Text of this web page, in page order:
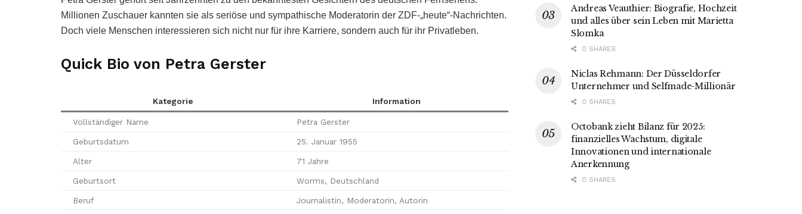
Millionen Zuschauer kannten sie als seriöse und sympathische Moderatorin der ZDF-„heute“-Nachrichten.
Doch viele Menschen interessieren sich nicht nur für ihre Karriere, sondern auch für ihr Privatleben.
Quick Bio von Petra Gerster
Kategorie Information
Vollständiger Name Petra Gerster
Geburtsdatum 25. Januar 1955
Alter 71 Jahre
Geburtsort Worms, Deutschland
Beruf Journalistin, Moderatorin, Autorin
Andreas Veauthier: Biografie, Hochzeit
und alles über sein Leben mit Marietta
Slomka
0 SHARES
Niclas Rehmann: Der Düsseldorfer
Unternehmer und Selfmade-Millionär
0 SHARES
Octobank zieht Bilanz für 2025:
finanzielles Wachstum, digitale
Innovationen und internationale
Anerkennung
0 SHARES